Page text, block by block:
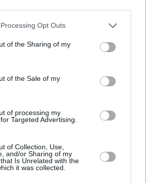
website/app uses one or more Google
or usage behaviour. You may click to
to Google and its third-party tags to
specified purposes in below Google
Opt Outs
of the Sharing of my
of the Sale of my
of processing my
Targeted Advertising.
of Collection, Use,
and/or Sharing of my
Is Unrelated with the
it was collected.
Μπόγρης: “Σωστή η απόφαση
του Σλούκα, μέτρια ομάδα ο
Παναθηναϊκός”
02/AUG/23 19:22
μοναδικές ατάκες στην
τον Μπόγρη τον αγαπώ” (video)
στην κάμερα της Cosmote,
Σχορτσιανίτης θα μπορούσε